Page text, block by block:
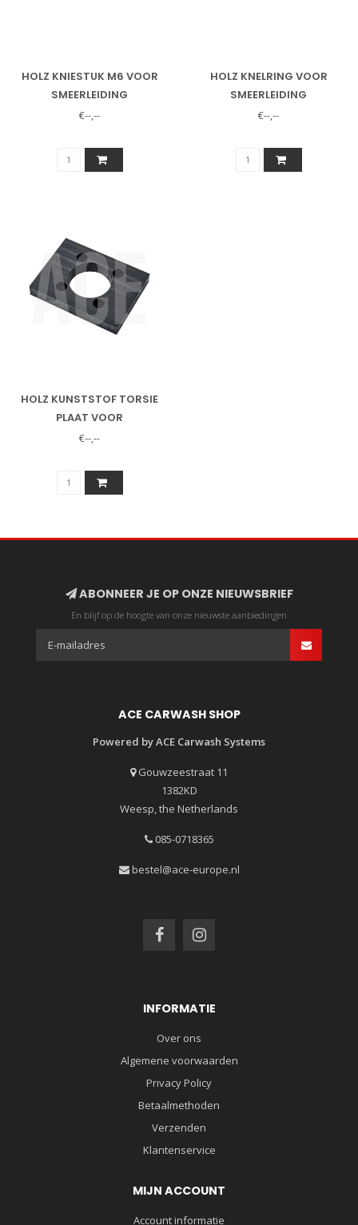
HOLZ KNIESTUK M6 VOOR
SMEERLEIDING
€--,--
HOLZ KNELRING VOOR
SMEERLEIDING
€--,--
HOLZ KUNSTSTOF TORSIE
PLAAT VOOR
HYDRAULIEKMOTOR
€--,--
ABONNEER JE OP ONZE NIEUWSBRIEF
En blijf op de hoogte van onze nieuwste aanbiedingen
ACE CARWASH SHOP
Powered by ACE Carwash Systems
Gouwzeestraat 11
1382KD
Weesp, the Netherlands
085-0718365
bestel@ace-europe.nl
INFORMATIE
Over ons
Algemene voorwaarden
Privacy Policy
Betaalmethoden
Verzenden
Klantenservice
MIJN ACCOUNT
Account informatie